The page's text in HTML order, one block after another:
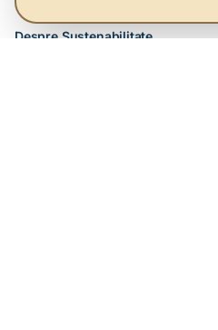
Despre Sustenabilitate